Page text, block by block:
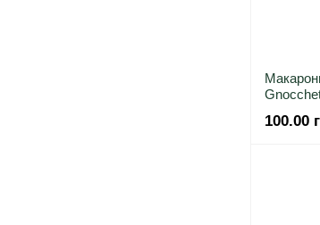
100.00